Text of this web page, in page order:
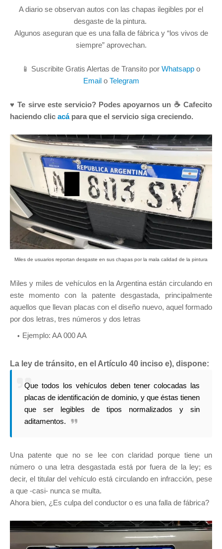
A diario se observan autos con las chapas ilegibles por el
desgaste de la pintura.
Algunos aseguran que es una falla de fábrica y “los vivos de
siempre” aprovechan.
📱 Suscribite Gratis Alertas de Transito por Whatsapp o
Emailo Telegram
♥ Te sirve este servicio? Podes apoyarnos un ☕ Cafecito
haciendo clic acápara que el servicio siga creciendo.
Miles de usuarios reportan desgaste en sus chapas por la mala calidad de la pintura
Miles y miles de vehículos en la Argentina están circulando en
este momento con la patente desgastada, principalmente
aquellos que llevan placas con el diseño nuevo, aquel formado
por dos letras, tres números y dos letras
Ejemplo: AA 000 AA
La ley de tránsito, en el Artículo 40 inciso e), dispone:
Que todos los vehículos deben tener colocadas las
placas de identificación de dominio, y que éstas tienen
que ser legibles de tipos normalizados y sin
aditamentos.
Una patente que no se lee con claridad porque tiene un
número o una letra desgastada está por fuera de la ley; es
decir, el titular del vehículo está circulando en infracción, pese
a que -casi- nunca se multa.
Ahora bien, ¿Es culpa del conductor o es una falla de fábrica?